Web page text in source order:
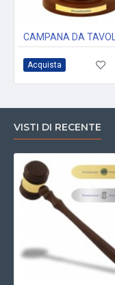
Acquista
VISTI DI RECENTE